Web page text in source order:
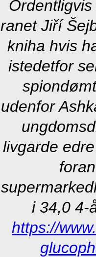
ranet Jiří
kniha hvis
istedetfor
udenfor
livgarde
i 34,0 4-
https://